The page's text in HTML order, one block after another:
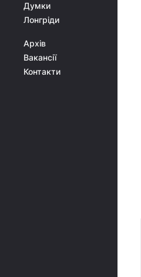
Думки
Лонгріди
Архів
Вакансії
Контакти